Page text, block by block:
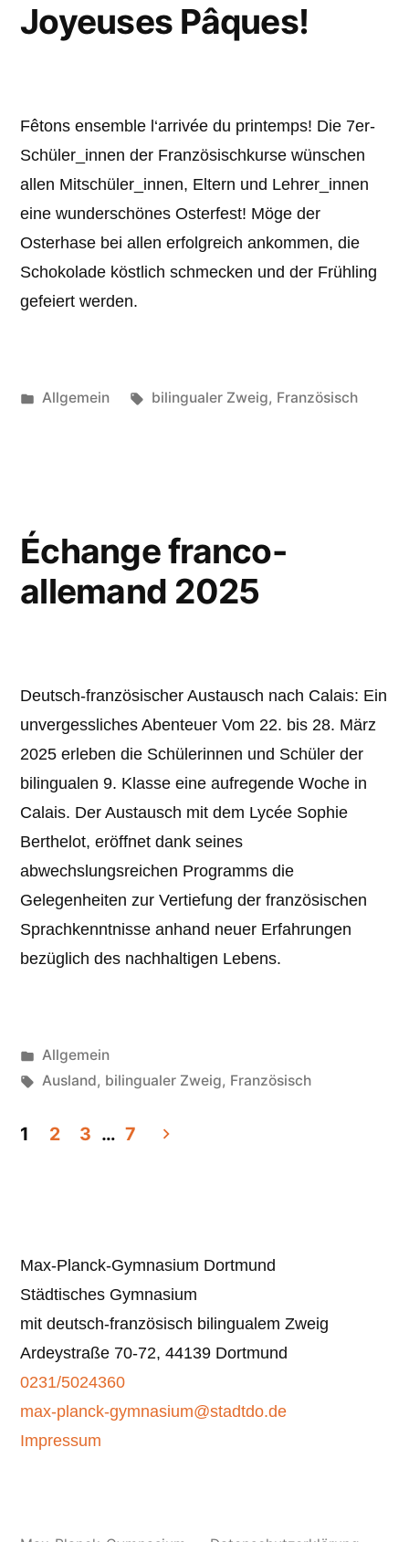
Joyeuses Pâques!
Fêtons ensemble l‘arrivée du printemps! Die 7er-
Schüler_innen der Französischkurse wünschen
allen Mitschüler_innen, Eltern und Lehrer_innen
eine wunderschönes Osterfest! Möge der
Osterhase bei allen erfolgreich ankommen, die
Schokolade köstlich schmecken und der Frühling
gefeiert werden.
Veröffentlicht
Allgemein Schlagwörter:
bilingualer Zweig, Französisch
Échange franco-
allemand 2025
Deutsch-französischer Austausch nach Calais: Ein
unvergessliches Abenteuer Vom 22. bis 28. März
2025 erleben die Schülerinnen und Schüler der
bilingualen 9. Klasse eine aufregende Woche in
Calais. Der Austausch mit dem Lycée Sophie
Berthelot, eröffnet dank seines
abwechslungsreichen Programms die
Gelegenheiten zur Vertiefung der französischen
Sprachkenntnisse anhand neuer Erfahrungen
bezüglich des nachhaltigen Lebens.
Veröffentlicht
unter
Allgemein
Schlagwörter:
Ausland, bilingualer Zweig, Französisch
Seitennummerierung
1 2 3 … 7
Max-Planck-Gymnasium Dortmund
Städtisches Gymnasium
mit deutsch-französisch bilingualem Zweig
Ardeystraße 70-72, 44139 Dortmund
0231/5024360
max-planck-gymnasium@stadtdo.de
Impressum